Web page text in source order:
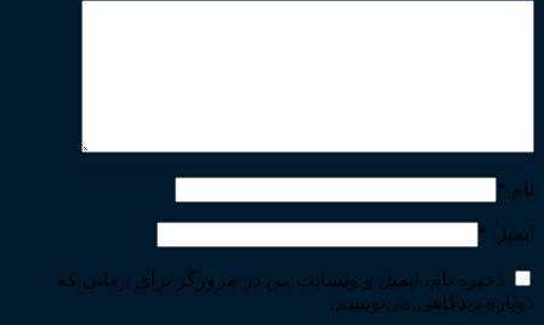
نام *
ایمیل *
ذخیره نام، ایمیل و وبسایت من در مرورگر برای زمانی که
دوباره دیدگاهی می‌نویسم.